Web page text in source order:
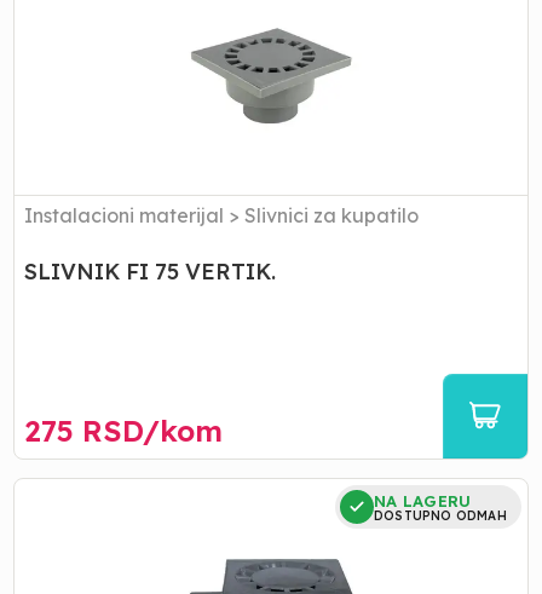
Instalacioni materijal > Slivnici za kupatilo
SLIVNIK FI 75 VERTIK.
275 RSD/kom
SLIVNIK
NA LAGERU
DOSTUPNO ODMAH